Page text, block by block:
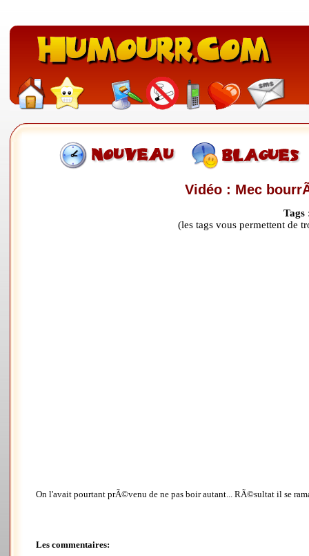
Vidéo : Mec
(les tags vous permettent de
On l'avait pourtant prÃ©venu de ne pas boir autant... RÃ©sultat il se
Les commentaires: